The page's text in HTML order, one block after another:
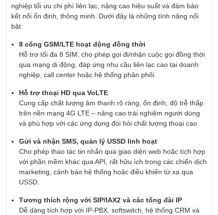
nghiệp tối ưu chi phí liên lạc, nâng cao hiệu suất và đảm bảo
kết nối ổn định, thông minh. Dưới đây là những tính năng nổi
bật:
8 cổng GSM/LTE hoạt động đồng thời
Hỗ trợ tối đa 8 SIM, cho phép gọi đi/nhận cuộc gọi đồng thời
qua mạng di động, đáp ứng nhu cầu liên lạc cao tại doanh
nghiệp, call center hoặc hệ thống phân phối.
Hỗ trợ thoại HD qua VoLTE
Cung cấp chất lượng âm thanh rõ ràng, ổn định, độ trễ thấp
trên nền mạng 4G LTE – nâng cao trải nghiệm người dùng
và phù hợp với các ứng dụng đòi hỏi chất lượng thoại cao.
Gửi và nhận SMS, quản lý USSD linh hoạt
Cho phép thao tác tin nhắn qua giao diện web hoặc tích hợp
với phần mềm khác qua API, rất hữu ích trong các chiến dịch
marketing, cảnh báo hệ thống hoặc điều khiển từ xa qua
USSD.
Tương thích rộng với SIP/IAX2 và các tổng đài IP
Dễ dàng tích hợp với IP-PBX, softswitch, hệ thống CRM và